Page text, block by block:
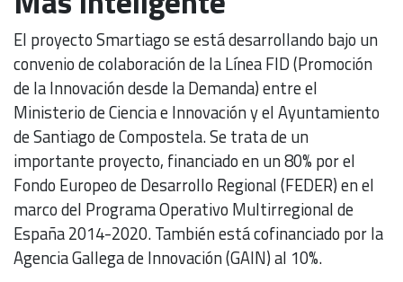
El proyecto Smartiago se está desarrollando bajo un
convenio de colaboración de la Línea FID (Promoción
de la Innovación desde la Demanda) entre el
Ministerio de Ciencia e Innovación y el Ayuntamiento
de Santiago de Compostela. Se trata de un
importante proyecto, financiado en un 80% por el
Fondo Europeo de Desarrollo Regional (FEDER) en el
marco del Programa Operativo Multirregional de
España 2014-2020. También está cofinanciado por la
Agencia Gallega de Innovación (GAIN) al 10%.